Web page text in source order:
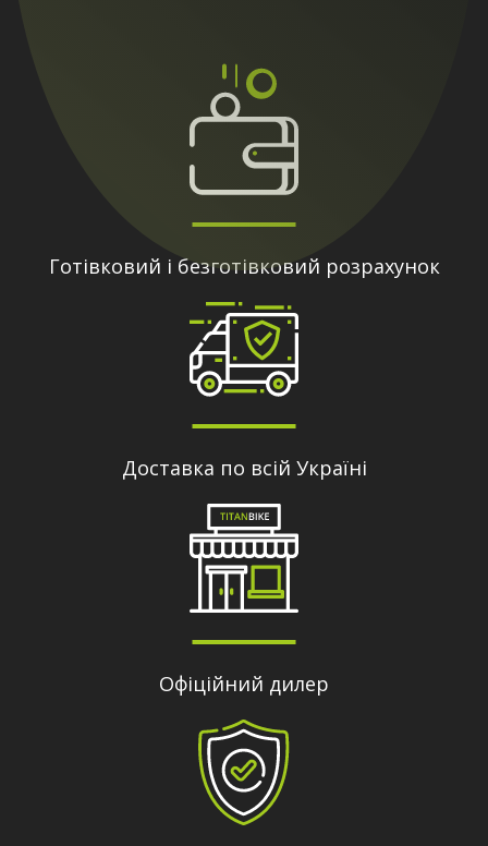
Готівковий і безготівковий розрахунок
Доставка по всій Україні
Офіційний дилер